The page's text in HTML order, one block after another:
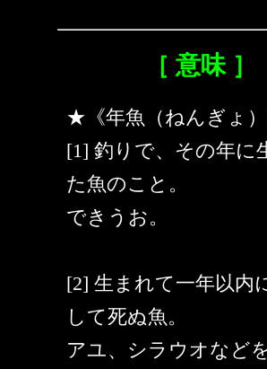
［ 意味 ］
★《年魚（ねんぎょ）
[1] 釣りで、その年に
た魚のこと。
できうお。
[2] 生まれて一年以内
して死ぬ魚。
アユ、シラウオなど